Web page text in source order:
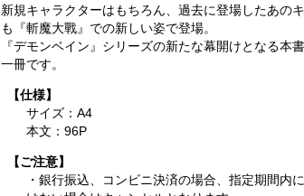
新規キャラクターはもちろん、過去に登場したあの
も『斬魔大戰』での新しい姿で登場。
『デモンベイン』シリーズの新たな幕開けとなる本
一冊です。
【仕様】
サイズ：A4
本文：96P
【ご注意】
・銀行振込、コンビニ決済の場合、指定期間内